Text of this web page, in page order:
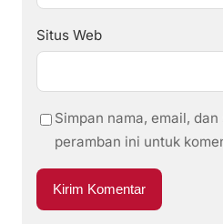
Situs Web
Simpan nama, email,
peramban ini untuk